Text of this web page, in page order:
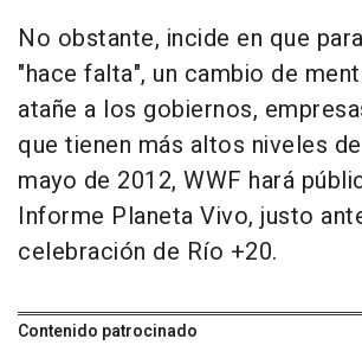
No obstante, incide en que
"hace falta", un cambio de
atañe a los gobiernos,
que tienen más altos niveles
mayo de 2012, WWF hará
Informe Planeta Vivo, justo
celebración de Río +20.
Contenido patrocinado